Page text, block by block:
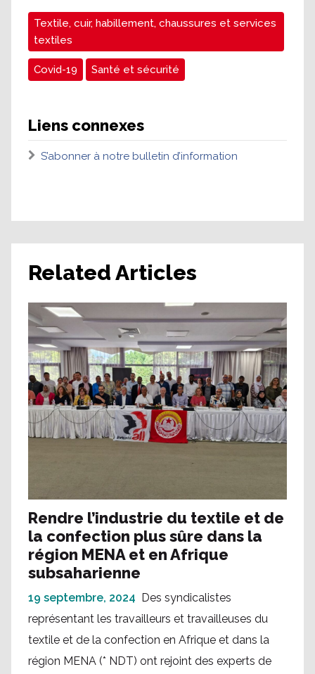
Textile, cuir, habillement, chaussures et services
textiles
Covid-19 Santé et sécurité
Liens connexes
S’abonner à notre bulletin d’information
Related Articles
Rendre l’industrie du textile et de
la confection plus sûre dans la
région MENA et en Afrique
subsaharienne
19 septembre, 2024
Des syndicalistes
représentant les travailleurs et travailleuses du
textile et de la confection en Afrique et dans la
région MENA (* NDT) ont rejoint des experts de